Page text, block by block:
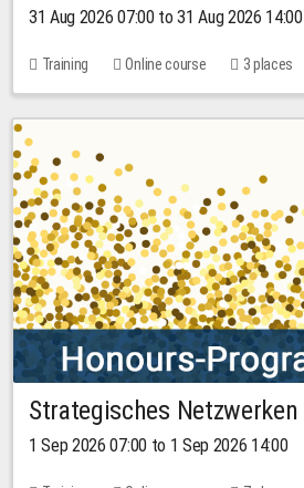
31 Aug 2026 07:00 to 31 Aug 2026 14:00
Training Online course 3 places
Strategisches Netzwerken
1 Sep 2026 07:00 to 1 Sep 2026 14:00